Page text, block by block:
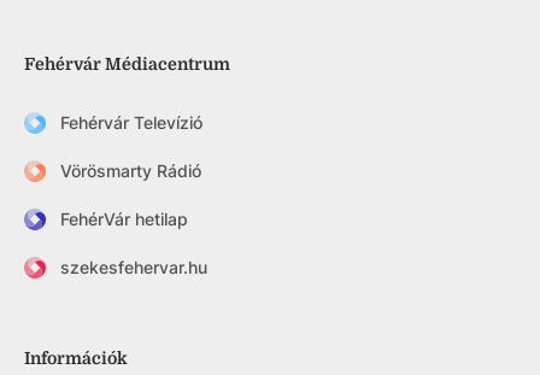
Fehérvár Médiacentrum
Fehérvár Televízió
Vörösmarty Rádió
FehérVár hetilap
szekesfehervar.hu
Információk